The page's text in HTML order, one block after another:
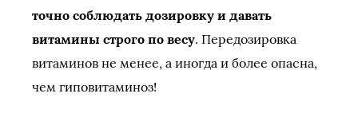
точно соблюдать дозировку и давать
витамины строго по весу. Передозировка
витаминов не менее, а иногда и более опасна,
чем гиповитаминоз!